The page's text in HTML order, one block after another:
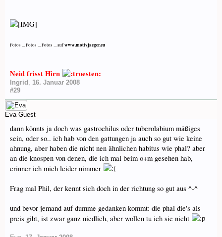
Fotos ... Fotos ... Fotos ... aufwww.motivjaeger.eu
Neid frisst Hirn
Ingrid , 16. Januar 2008
#29
Eva Guest
dann könnts ja doch was gastrochilus oder tuberolabium mäßiges
sein, oder so.. ich hab von den gattungen ja auch so gut wie keine
ahnung, aber haben die nicht nen ähnlichen habitus wie phal? aber
an die knospen von denen, die ich mal beim o+m gesehen hab,
erinner ich mich leider nimmer
Frag mal Phil, der kennt sich doch in der richtung so gut aus ^-^
und bevor jemand auf dumme gedanken kommt: die phal die's als
preis gibt, ist zwar ganz niedlich, aber wollen tu ich sie nicht